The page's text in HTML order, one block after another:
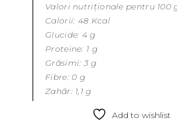
Valori nutriționale pentru 100
Calorii: 48 Kcal
Glucide: 4 g
Proteine: 1 g
Grăsimi: 3 g
Fibre: 0 g
Zahăr: 1,1 g
Add to wishlist